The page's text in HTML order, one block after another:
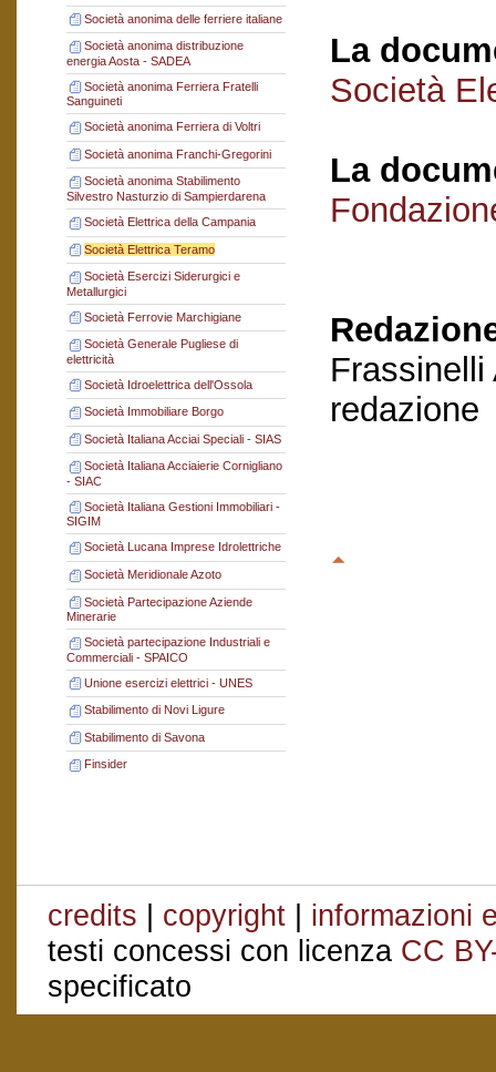
Società anonima delle ferriere italiane
Società anonima distribuzione
energia Aosta - SADEA
Società anonima Ferriera Fratelli
Sanguineti
Società anonima Ferriera di Voltri
Società anonima Franchi-Gregorini
Società anonima Stabilimento
Silvestro Nasturzio di Sampierdarena
Società Elettrica della Campania
Società Elettrica Teramo
Società Esercizi Siderurgici e
Metallurgici
Società Ferrovie Marchigiane
Società Generale Pugliese di
elettricità
Società Idroelettrica dell'Ossola
Società Immobiliare Borgo
Società Italiana Acciai Speciali - SIAS
Società Italiana Acciaierie Cornigliano
- SIAC
Società Italiana Gestioni Immobiliari -
SIGIM
Società Lucana Imprese Idrolettriche
Società Meridionale Azoto
Società Partecipazione Aziende
Minerarie
Società partecipazione Industriali e
Commerciali - SPAICO
Unione esercizi elettrici - UNES
Stabilimento di Novi Ligure
Stabilimento di Savona
Finsider
La
Società
La
Frassinelli
redazione
credits | copyright | informazioni
testi concessi con licenza CC
specificato